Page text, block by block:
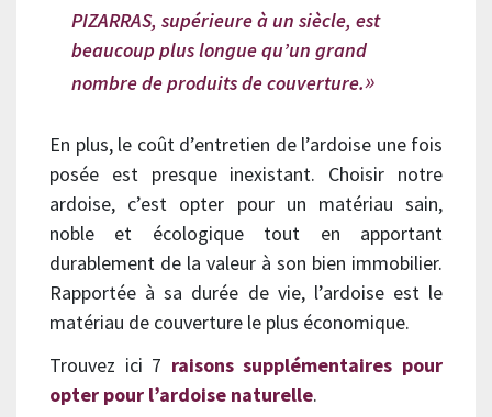
PIZARRAS, supérieure à un siècle, est
beaucoup plus longue qu’un grand
nombre de produits de couverture.
En plus, le coût d’entretien de l’ardoise une fois
posée est presque inexistant. Choisir notre
ardoise, c’est opter pour un matériau sain,
noble et écologique tout en apportant
durablement de la valeur à son bien immobilier.
Rapportée à sa durée de vie, l’ardoise est le
matériau de couverture le plus économique.
Trouvez ici 7 raisons supplémentaires pour
opter pour l’ardoise naturelle.